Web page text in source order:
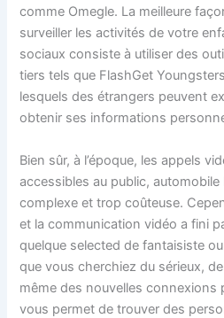
comme Omegle. La meilleure
surveiller les activités de votre
sociaux consiste à utiliser des
tiers tels que FlashGet
lesquels des étrangers peuvent
obtenir ses informations
Bien sûr, à l’époque, les appels
accessibles au public,
complexe et trop coûteuse.
et la communication vidéo a fini
quelque selected de fantaisiste
que vous cherchiez du sérieux, de
même des nouvelles connexions
vous permet de trouver des